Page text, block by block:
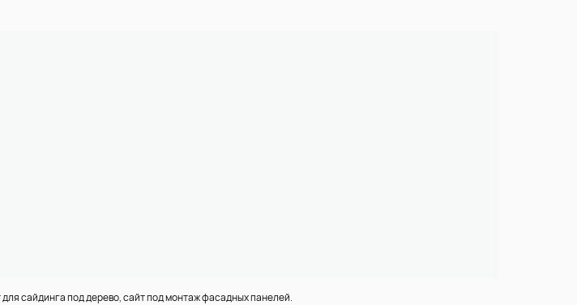
сайдинга под дерево, сайт под монтаж фасадных панелей.